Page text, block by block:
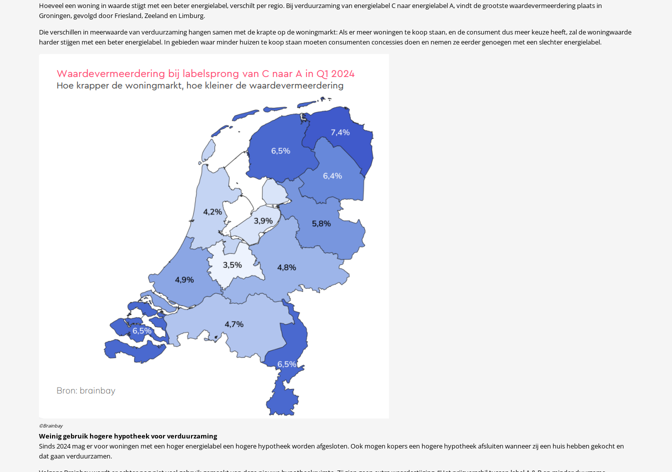
Hoeveel een woning in waarde stijgt met een beter energielabel, verschilt per regio. Bij verduurzaming van energielabel C naar energielabel A, vindt de grootste waardevermeerdering plaats in
Groningen, gevolgd door Friesland, Zeeland en Limburg.
Die verschillen in meerwaarde van verduurzaming hangen samen met de krapte op de woningmarkt: Als er meer woningen te koop staan, en de consument dus meer keuze heeft, zal de woningwaarde
harder stijgen met een beter energielabel. In gebieden waar minder huizen te koop staan moeten consumenten concessies doen en nemen ze eerder genoegen met een slechter energielabel.
©Brainbay
Weinig gebruik hogere hypotheek voor verduurzaming
Sinds 2024 mag er voor woningen met een hoger energielabel een hogere hypotheek worden afgesloten. Ook mogen kopers een hogere hypotheek afsluiten wanneer zij een huis hebben gekocht en
dat gaan verduurzamen.